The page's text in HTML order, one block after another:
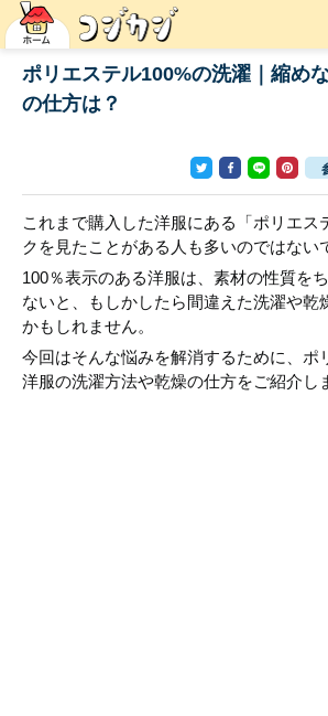
ポリエステル100%の洗濯｜縮め
の仕方は？
これまで購入した洋服にある「ポリエス
クを見たことがある人も多いのではない
100％表示のある洋服は、素材の性質を
ないと、もしかしたら間違えた洗濯や乾
かもしれません。
今回はそんな悩みを解消するために、ポ
洋服の洗濯方法や乾燥の仕方をご紹介し